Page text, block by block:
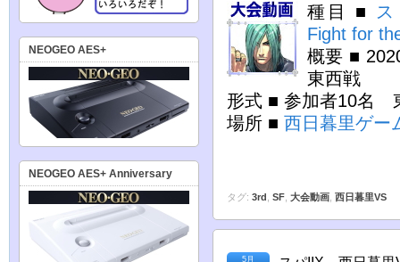
種目 ■
Fight for
概要 ■
東西戦
形式 ■ 参加者10名
場所 ■ 西日暮里ゲー
タグ: 3rd SF 大会動画 西日暮里VS
5月
NEOGEO AES+
NEOGEO AES+ Anniversary